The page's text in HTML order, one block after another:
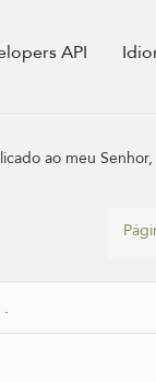
API
ao meu
.